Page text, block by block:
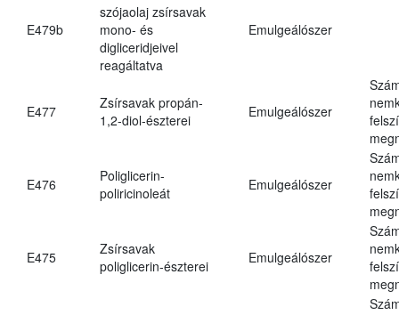
E479b
szójaolaj zsírsavak
mono- és
digliceridjeivel
reagáltatva
Emulgeálószer
E477
Zsírsavak propán-
1,2-diol-észterei
Emulgeálószer
E476
Poliglicerin-
poliricinoleát
Emulgeálószer
E475
Zsírsavak
poliglicerin-észterei
Emulgeálószer